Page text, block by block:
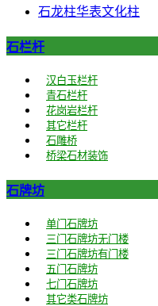
石龙柱华表文化柱
石栏杆
汉白玉栏杆
青石栏杆
花岗岩栏杆
其它栏杆
石雕桥
桥梁石材装饰
石牌坊
单门石牌坊
三门石牌坊无门楼
三门石牌坊有门楼
五门石牌坊
七门石牌坊
其它类石牌坊